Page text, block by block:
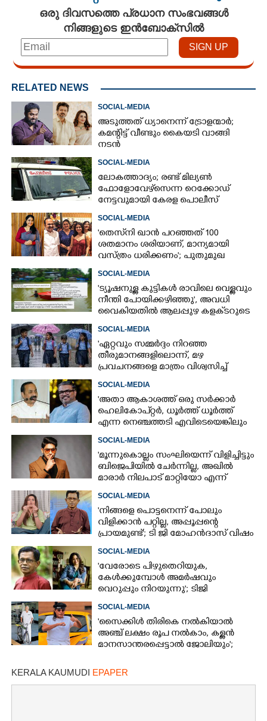
ഒരു ദിവസത്തെ പ്രധാന സംഭവങ്ങൾ
നിങ്ങളുടെ ഇൻബോക്സിൽ
RELATED NEWS
SOCIAL-MEDIA
അടുത്തത് ധ്യാനെന്ന് ട്രോളന്മാർ;
കമന്റിട്ട് വീണ്ടും കൈയടി വാങ്ങി
നടൻ
SOCIAL-MEDIA
ലോകത്താദ്യം; രണ്ട് മില്യണ്‍
ഫോളോവേഴ്‌സെന്ന റെക്കോഡ്
നേട്ടവുമായി കേരള പൊലീസ്
SOCIAL-MEDIA
'തെസ്‌നി ഖാൻ പറഞ്ഞത് 100
ശതമാനം ശരിയാണ്, മാന്യമായി
വസ്ത്രം ധരിക്കണം'; പുതുമുഖ
SOCIAL-MEDIA
'ട്യൂഷനുള്ള കുട്ടികൾ രാവിലെ വെള്ളവും
നീന്തി പോയിക്കഴിഞ്ഞു', അവധി
വൈകിയതിൽ ആലപ്പുഴ കളക്‌ടറുടെ
SOCIAL-MEDIA
"ഏറ്റവും സമ്മർദ്ദം നിറഞ്ഞ
തീരുമാനങ്ങളിലൊന്ന്,​ മഴ
പ്രവചനങ്ങളെ മാത്രം വിശ്വസിച്ച്
SOCIAL-MEDIA
'അതാ ആകാശത്ത് ഒരു സർക്കാർ
ഹെലികോപ്റ്റർ, ധൂർത്ത് ധൂർത്ത്
എന്ന നെഞ്ചത്തടി എവിടെയെങ്കിലും
SOCIAL-MEDIA
'മൂന്നുകൊല്ലം സംഘിയെന്ന് വിളിച്ചിട്ടും
ബിജെപിയിൽ ചേർന്നില്ല, അഖിൽ
മാരാർ നിലപാട് മാറ്റിയോ എന്ന്
SOCIAL-MEDIA
'നിങ്ങളെ പൊട്ടനെന്ന് പോലും
വിളിക്കാൻ പറ്റില്ല, അപ്പൂപ്പന്റെ
പ്രായമുണ്ട്'; ടി ജി മോഹൻദാസ് വിഷം
SOCIAL-MEDIA
'വേരോടെ പിഴുതെറിയുക,
കേൾക്കുമ്പോൾ അമർഷവും
വെറുപ്പും നിറയുന്നു'; ടിജി
മേനോൻ
SOCIAL-MEDIA
'സൈക്കിൾ തിരികെ നൽകിയാൽ
അഞ്ച് ലക്ഷം രൂപ നൽകാം, കള്ളൻ
മാനസാന്തരപ്പെട്ടാൽ ജോലിയും';
KERALA KAUMUDI EPAPER
Share this link
Copy Link